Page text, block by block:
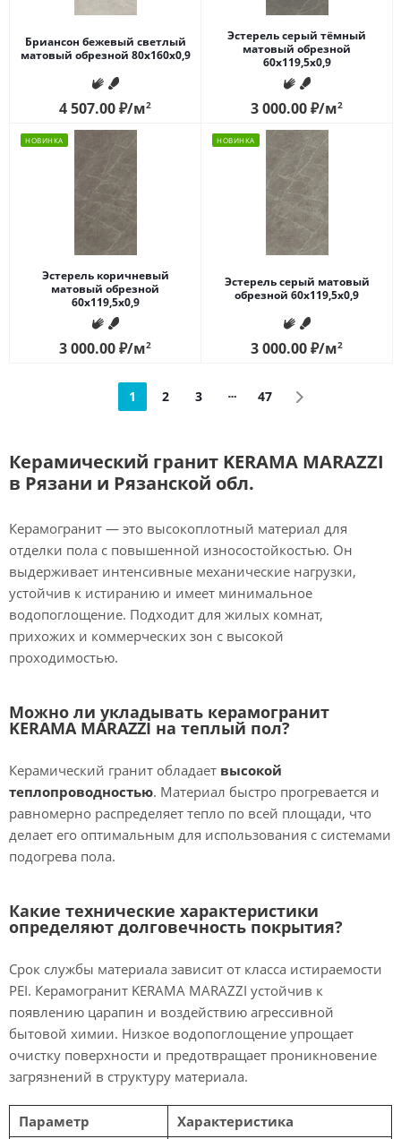
Бриансон бежевый светлый
матовый обрезной 80x160x0,9
4 507.00₽/м2
Эстерель серый тёмный
матовый обрезной
60x119,5x0,9
3 000.00₽/м2
НОВИНКА
Эстерель коричневый
матовый обрезной
60x119,5x0,9
3 000.00₽/м2
НОВИНКА
Эстерель серый матовый
обрезной 60x119,5x0,9
3 000.00₽/м2
1 2 3 47
Керамический гранит KERAMA MARAZZI
в Рязани и Рязанской обл.
Керамогранит — это высокоплотный материал для
отделки пола с повышенной износостойкостью. Он
выдерживает интенсивные механические нагрузки,
устойчив к истиранию и имеет минимальное
водопоглощение. Подходит для жилых комнат,
прихожих и коммерческих зон с высокой
проходимостью.
Можно ли укладывать керамогранит
KERAMA MARAZZI на теплый пол?
Керамический гранит обладает высокой
теплопроводностью. Материал быстро прогревается и
равномерно распределяет тепло по всей площади, что
делает его оптимальным для использования с системами
подогрева пола.
Какие технические характеристики
определяют долговечность покрытия?
Срок службы материала зависит от класса истираемости
PEI. Керамогранит KERAMA MARAZZI устойчив к
появлению царапин и воздействию агрессивной
бытовой химии. Низкое водопоглощение упрощает
очистку поверхности и предотвращает проникновение
загрязнений в структуру материала.
Параметр
Характеристика